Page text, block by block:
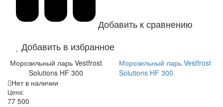
Добавить к сравнению
Добавить в избранное
Морозильный ларь Vestfrost
Solutions HF 300
Морозильный ларь Vestfrost
Solutions HF 300
Нет в наличии
Цена:
77 500